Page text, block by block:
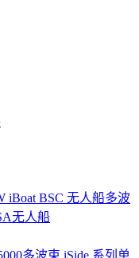
iBoat BSC 无人船多波
无人船
多波束 iSide 系列单